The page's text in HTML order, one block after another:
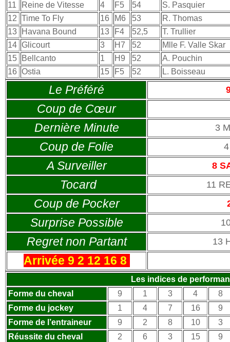
11
Reine de Vitesse 4 F5 54
S. Pasquier
12 Time To Fly 16 M6 53
R. Thomas
13
Havana Bound 13 F4 52,5
T. Trullier
14 Glicourt 3 H7 52
Mlle F. Valle Skar
15
Bellcanto 1 H9 52
A. Pouchin
16 Ostia 15 F5 52 L. Boisseau
Le Préféré
Coup de Cœur
Dernière Minute
3
Coup de Folie
A Surveiller 8
Tocard 11
Coup de Pocker
Surprise Possible
Regret non Partant 13
Arrivée 9 2 12 16 8
Les indices de
Forme du cheval
9 1 3 4
8
Forme du jockey
1 4 7 16
9
Forme de l’entraineur
9 2 8 10
3
Réussite du cheval
2 6 3 15
9